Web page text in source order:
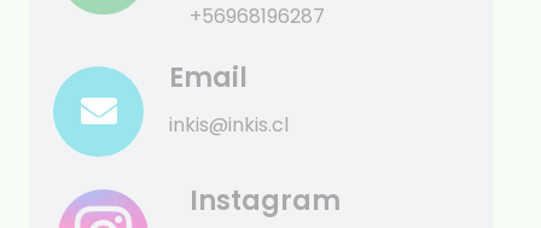
+56968196287
Email
inkis@inkis.cl
Instagram